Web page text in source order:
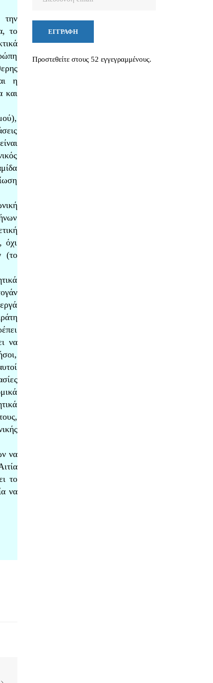
την
το
η
και
όχι
(το
να
να
το
να
ΕΓΓΡΑΦΉ
Προστεθείτε στους 52 εγγεγραμμένους.